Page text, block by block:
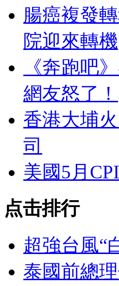
腸癌複發
院迎來轉機
《奔跑吧
網友怒了！
香港大埔
司
美國5月
点击排行
超強台風“
泰國前總